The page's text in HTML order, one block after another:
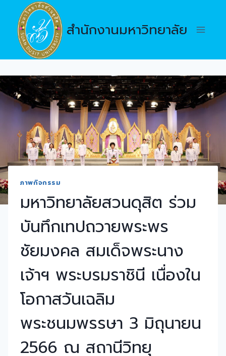
content
สำนักงานมหาวิทยาลัย
ภาพกิจกรรม
มหาวิทยาลัยสวนดุสิต ร่วม
บันทึกเทปถวายพระพร
ชัยมงคล สมเด็จพระนาง
เจ้าฯ พระบรมราชินี เนื่องใน
โอกาสวันเฉลิม
พระชนมพรรษา 3 มิถุนายน
2566 ณ สถานีวิทยุ